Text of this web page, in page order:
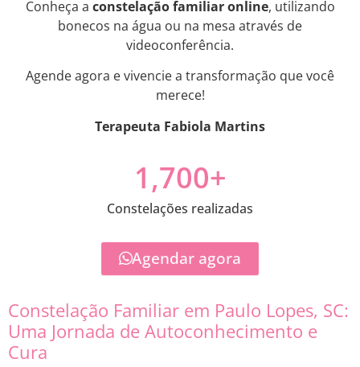
Conheça a constelação familiar online, utilizando
bonecos na água ou na mesa através de
videoconferência.
Agende agora e vivencie a transformação que você
merece!
Terapeuta Fabiola Martins
Constelações realizadas
1,700+
Agendar agora
Constelação Familiar em Paulo Lopes, SC:
Uma Jornada de Autoconhecimento e
Cura